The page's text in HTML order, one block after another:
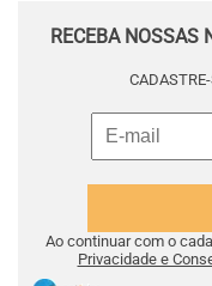
RECEBA NOSSAS
Ao continuar com o
Privacidade e